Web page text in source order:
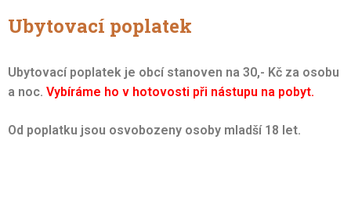
Ubytovací poplatek
Ubytovací poplatek je obcí stanoven na 30,- Kč za osobu
a noc. Vybíráme ho v hotovosti při nástupu na pobyt.
Od poplatku jsou osvobozeny osoby mladší 18 let.